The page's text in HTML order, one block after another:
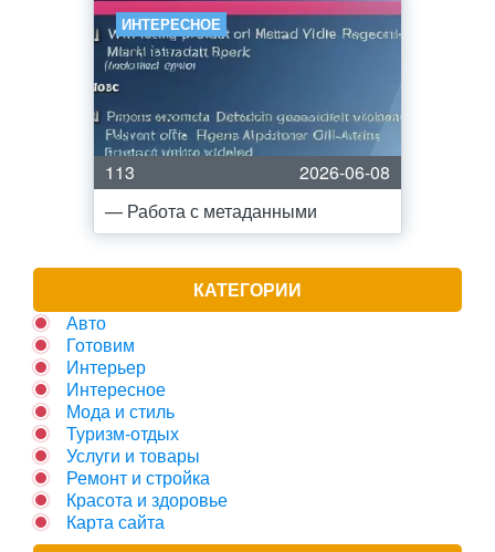
ИНТЕРЕСНОЕ
113
2026-06-08
— Работа с метаданными
КАТЕГОРИИ
Авто
Готовим
Интерьер
Интересное
Мода и стиль
Туризм-отдых
Услуги и товары
Ремонт и стройка
Красота и здоровье
Карта сайта